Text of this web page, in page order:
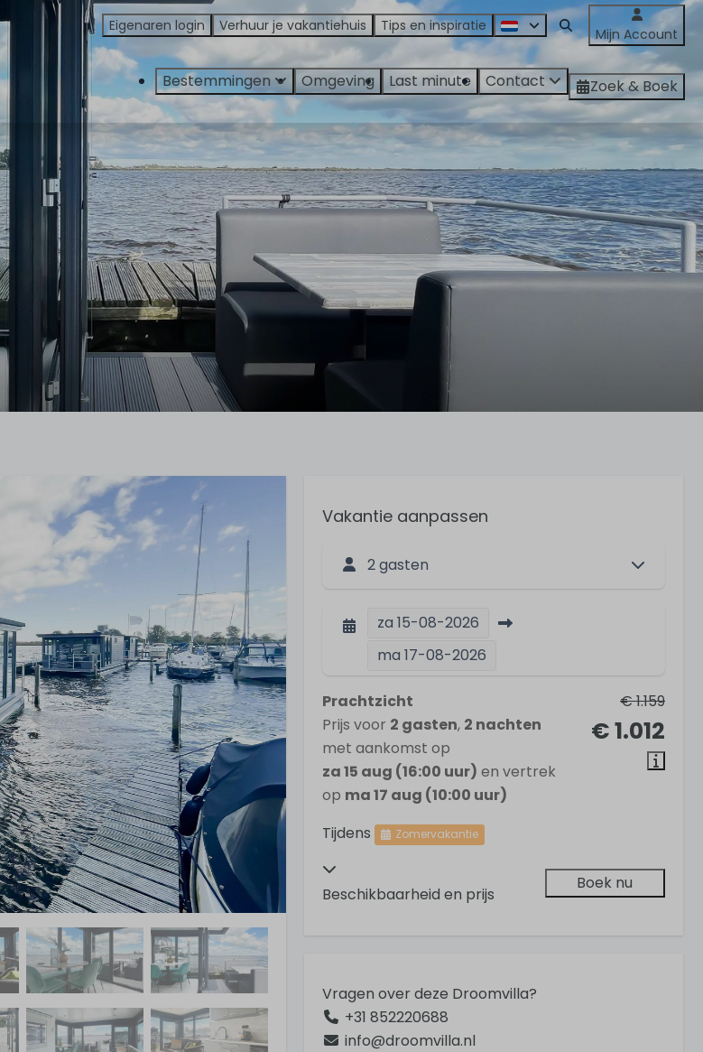
Eigenaren login Verhuur je vakantiehuis Tips en inspiratie Mijn Account
Bestemmingen Omgeving Last minute Contact Zoek & Boek
Vakantie aanpassen
2 gasten
za 15-08-2026
ma 17-08-2026
€ 1.159
€ 1.012
Prachtzicht
Prijs voor 2 gasten, 2 nachten
met aankomst op
za 15 aug (16:00 uur) en vertrek
op ma 17 aug (10:00 uur)
Tijdens
Zomervakantie
Beschikbaarheid en prijs
Boek nu
Vragen over deze Droomvilla?
+31 852220688
info@droomvilla.nl